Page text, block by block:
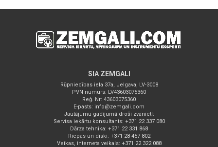
SIA ZEMGALI
Rūpniecības iela 37a, Jelgava, LV-3008
PVN numurs: LV43603075360
Reģ. Nr: 43603075360
E-pasts: info@zemgali.com
Jautājumu gadījumā droši zvaniet!:
Servisa iekārtu konsultants: +371 22 337 080
Dārza tehnika: +371 22 331 868
Riepas un diski: +371 28 457 802
Veikas, interneta veikals: +371 22 322 088